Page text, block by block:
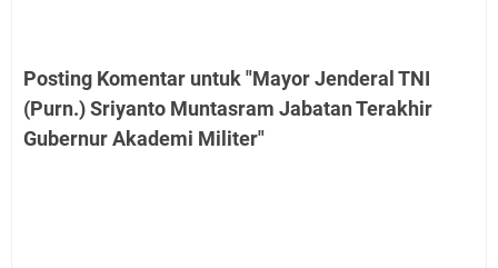
Posting Komentar untuk "Mayor Jenderal TNI
(Purn.) Sriyanto Muntasram Jabatan Terakhir
Gubernur Akademi Militer"